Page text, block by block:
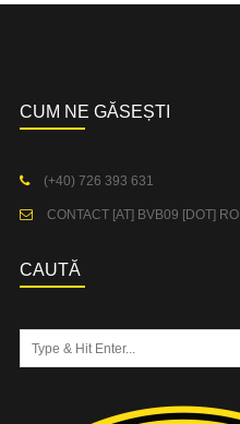
CUM NE GĂSEȘTI
(+40) 726 393 631
CONTACT [AT] BVB09 [DOT] RO
CAUTĂ